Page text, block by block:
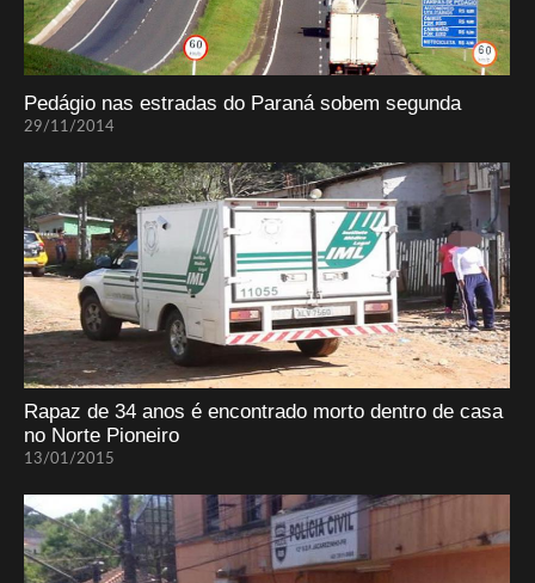
Pedágio nas estradas do Paraná sobem segunda
29/11/2014
Rapaz de 34 anos é encontrado morto dentro de casa
no Norte Pioneiro
13/01/2015